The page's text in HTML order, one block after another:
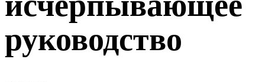
руководство